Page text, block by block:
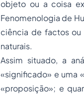
objeto ou a coisa
Fenomenologia de
ciência de factos
naturais.
Assim situado, a
«significado» e uma
«proposição»; e